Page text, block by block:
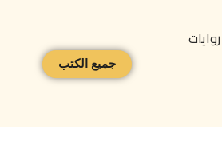
روايات
جميع الكتب